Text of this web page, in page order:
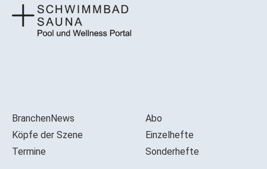
BranchenNews
Köpfe der Szene
Termine
Abo
Einzelhefte
Sonderhefte